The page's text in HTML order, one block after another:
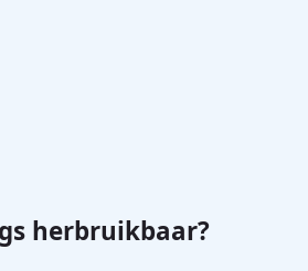
herbruikbaar?